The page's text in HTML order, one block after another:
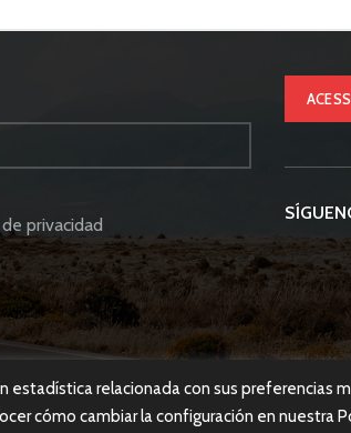
privacidad
relacionada con sus preferencias
cómo cambiar la configuración en nuestra